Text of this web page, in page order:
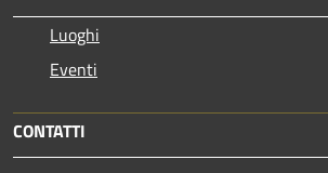
Luoghi
Eventi
CONTATTI